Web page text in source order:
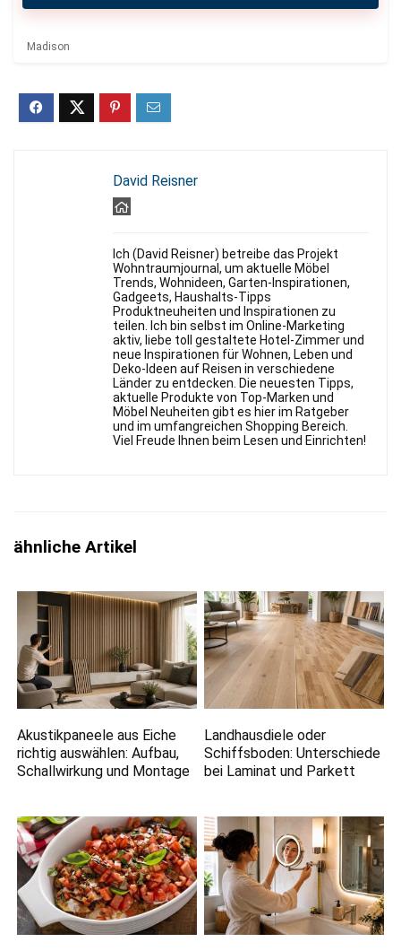
Madison
David Reisner
Ich (David Reisner) betreibe das Projekt
Wohntraumjournal, um aktuelle Möbel
Trends, Wohnideen, Garten-Inspirationen,
Gadgeets, Haushalts-Tipps
Produktneuheiten und Inspirationen zu
teilen. Ich bin selbst im Online-Marketing
aktiv, liebe toll gestaltete Hotel-Zimmer und
neue Inspirationen für Wohnen, Leben und
Deko-Ideen auf Reisen in verschiedene
Länder zu entdecken. Die neuesten Tipps,
aktuelle Produkte von Top-Marken und
Möbel Neuheiten gibt es hier im Ratgeber
und im umfangreichen Shopping Bereich.
Viel Freude Ihnen beim Lesen und Einrichten!
ähnliche Artikel
Akustikpaneele aus Eiche
richtig auswählen: Aufbau,
Schallwirkung und Montage
Landhausdiele oder
Schiffsboden: Unterschiede
bei Laminat und Parkett